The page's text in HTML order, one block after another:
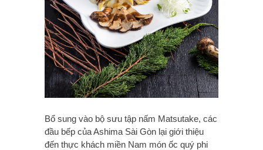
Bổ sung vào bộ sưu tập nấm Matsutake, các
đầu bếp của Ashima Sài Gòn lại giới thiệu
đến thực khách miền Nam món ốc quý phi